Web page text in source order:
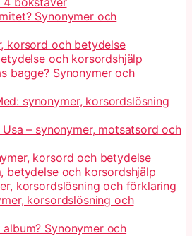
Synonymer och
korsord och betydelse
och korsordshjälp
bagge? Synonymer och
synonymer, korsordslösning
– synonymer, motsatsord och
korsord och betydelse
betydelse och korsordshjälp
korsordslösning och förklaring
korsordslösning och
Synonymer och